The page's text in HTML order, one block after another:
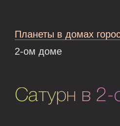
Планеты в домах
2-ом доме
Сатурн в